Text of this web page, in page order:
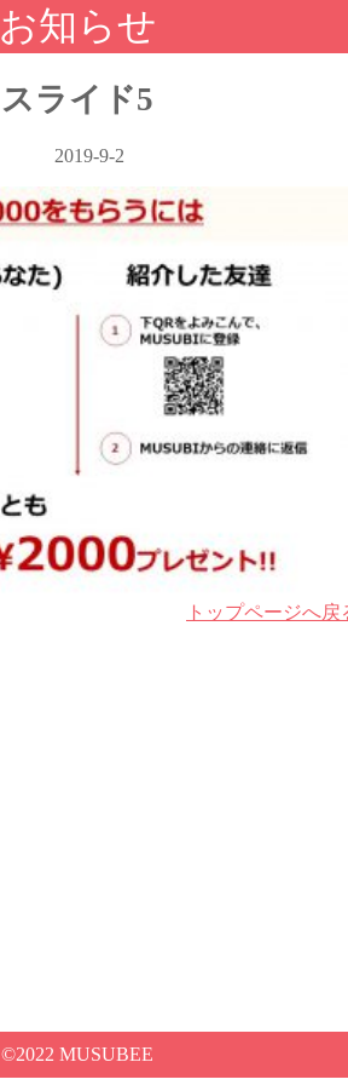
お知らせ
スライド5
2019-9-2
トップページへ戻
©2022 MUSUBEE